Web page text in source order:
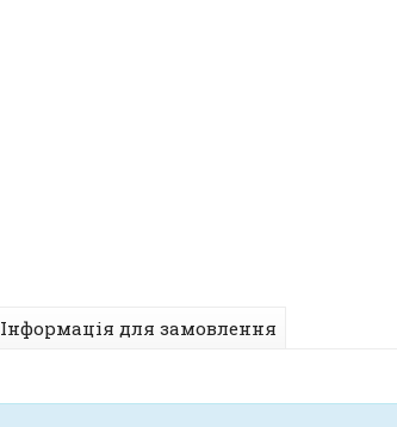
Інформація для замовлення